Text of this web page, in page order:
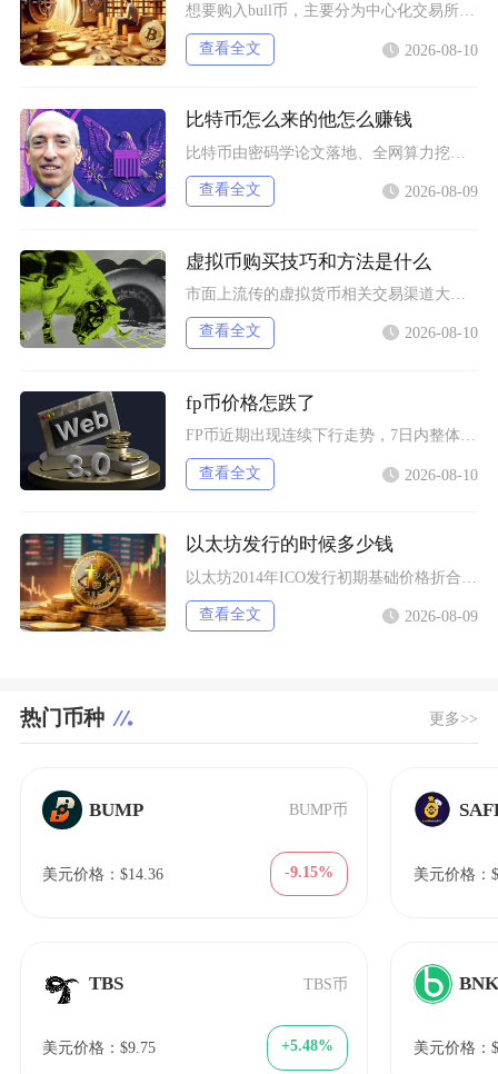
想要购入bull币，主要分为中心化交易所现货购买以及Web3钱包连接去中心化交易所兑换两种
查看全文 2026-08-10
比特币怎么来的他怎么赚钱
查看全文 2026-08-09
虚拟币购买技巧和方法是什么
查看全文 2026-08-10
fp币价格怎跌了
FP币近期出现连续下行走势，7日内整体跌幅超过13%，短期盘面抛压持续加重，成交活跃度不断
查看全文 2026-08-10
以太坊发行的时候多少钱
查看全文 2026-08-09
热门币种 更多>>
BUMP BUMP币
美元价格：$14.36 -9.15%
TBS TBS币
美元价格：$9.75 +5.48%
美元价格：
美元价格：